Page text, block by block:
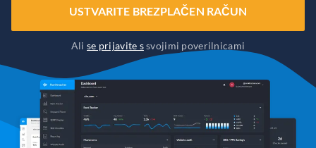
USTVARITE BREZPLAČEN RAČUN
Alise prijavite ssvojimi poverilnicami